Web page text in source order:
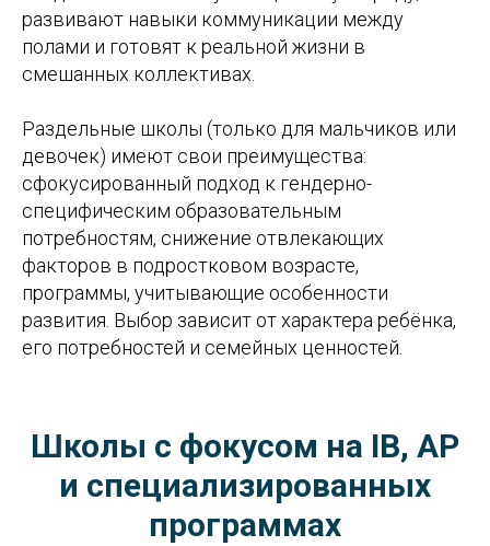
развивают навыки коммуникации между
полами и готовят к реальной жизни в
смешанных коллективах.
Раздельные школы (только для мальчиков или
девочек) имеют свои преимущества:
сфокусированный подход к гендерно-
специфическим образовательным
потребностям, снижение отвлекающих
факторов в подростковом возрасте,
программы, учитывающие особенности
развития. Выбор зависит от характера ребёнка,
его потребностей и семейных ценностей.
Школы с фокусом на IB, AP
и специализированных
программах